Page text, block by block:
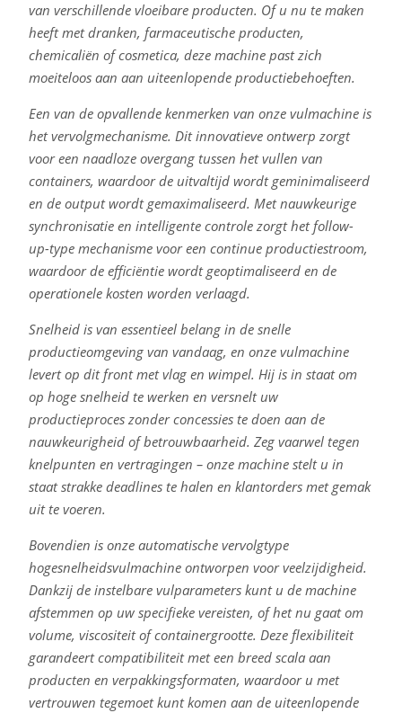
van verschillende vloeibare producten. Of u nu te maken
heeft met dranken, farmaceutische producten,
chemicaliën of cosmetica, deze machine past zich
moeiteloos aan aan uiteenlopende productiebehoeften.
Een van de opvallende kenmerken van onze vulmachine is
het vervolgmechanisme. Dit innovatieve ontwerp zorgt
voor een naadloze overgang tussen het vullen van
containers, waardoor de uitvaltijd wordt geminimaliseerd
en de output wordt gemaximaliseerd. Met nauwkeurige
synchronisatie en intelligente controle zorgt het follow-
up-type mechanisme voor een continue productiestroom,
waardoor de efficiëntie wordt geoptimaliseerd en de
operationele kosten worden verlaagd.
Snelheid is van essentieel belang in de snelle
productieomgeving van vandaag, en onze vulmachine
levert op dit front met vlag en wimpel. Hij is in staat om
op hoge snelheid te werken en versnelt uw
productieproces zonder concessies te doen aan de
nauwkeurigheid of betrouwbaarheid. Zeg vaarwel tegen
knelpunten en vertragingen – onze machine stelt u in
staat strakke deadlines te halen en klantorders met gemak
uit te voeren.
Bovendien is onze automatische vervolgtype
hogesnelheidsvulmachine ontworpen voor veelzijdigheid.
Dankzij de instelbare vulparameters kunt u de machine
afstemmen op uw specifieke vereisten, of het nu gaat om
volume, viscositeit of containergrootte. Deze flexibiliteit
garandeert compatibiliteit met een breed scala aan
producten en verpakkingsformaten, waardoor u met
vertrouwen tegemoet kunt komen aan de uiteenlopende